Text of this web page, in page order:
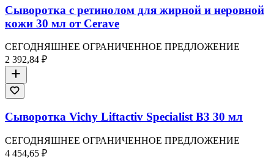
Сыворотка с ретинолом для жирной и неровной
кожи 30 мл от Cerave
СЕГОДНЯШНЕЕ ОГРАНИЧЕННОЕ ПРЕДЛОЖЕНИЕ
2 392,84 ₽
Сыворотка Vichy Liftactiv Specialist B3 30 мл
СЕГОДНЯШНЕЕ ОГРАНИЧЕННОЕ ПРЕДЛОЖЕНИЕ
4 454,65 ₽